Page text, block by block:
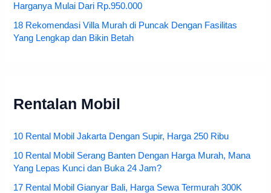
Harganya Mulai Dari Rp.950.000
18 Rekomendasi Villa Murah di Puncak Dengan Fasilitas
Yang Lengkap dan Bikin Betah
Rentalan Mobil
10 Rental Mobil Jakarta Dengan Supir, Harga 250 Ribu
10 Rental Mobil Serang Banten Dengan Harga Murah, Mana
Yang Lepas Kunci dan Buka 24 Jam?
17 Rental Mobil Gianyar Bali, Harga Sewa Termurah 300K